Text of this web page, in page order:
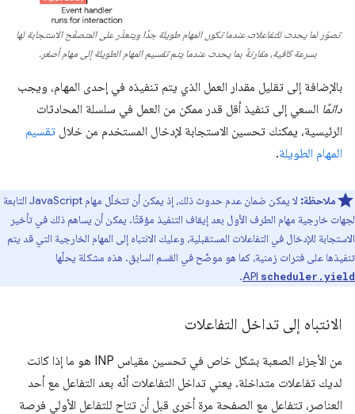
تصوّر لما يحدث للتفاعلات عندما تكون المهام طويلة جدًا ويتعذّر على المتصفّح الاستجابة لها
بسرعة كافية، مقارنةً بما يحدث عندما يتم تقسيم المهام الطويلة إلى مهام أصغر.
بالإضافة إلى تقليل مقدار العمل الذي يتم تنفيذه في إحدى المهام، ويجب
دائمًا السعي إلى تنفيذ أقل قدر ممكن من العمل في سلسلة المحادثات
الرئيسية، يمكنك تحسين الاستجابة لإدخال المستخدم من خلال تقسيم
المهام الطويلة.
ملاحظة:
لا يمكن ضمان عدم حدوث ذلك، إذ يمكن أن تتخلّل مهام JavaScript التابعة
لجهات خارجية مهام الطرف الأول بعد إيقاف التنفيذ مؤقتًا. يمكن أن يساهم ذلك في تأخير
الاستجابة للإدخال في التفاعلات المستقبلية، وعليك الانتباه إلى المهام الخارجية التي قد يتم
تنفيذها على فترات زمنية، كما هو موضّح في القسم السابق. هذه مشكلة يحلّها
scheduler.yield
.
الانتباه إلى تداخل التفاعلات
من الأجزاء الصعبة بشكل خاص في تحسين مقياس INP هو ما إذا كانت
لديك تفاعلات متداخلة. يعني تداخل التفاعلات أنّه بعد التفاعل مع أحد
العناصر، تتفاعل مع الصفحة مرة أخرى قبل أن تتاح للتفاعل الأولي فرصة